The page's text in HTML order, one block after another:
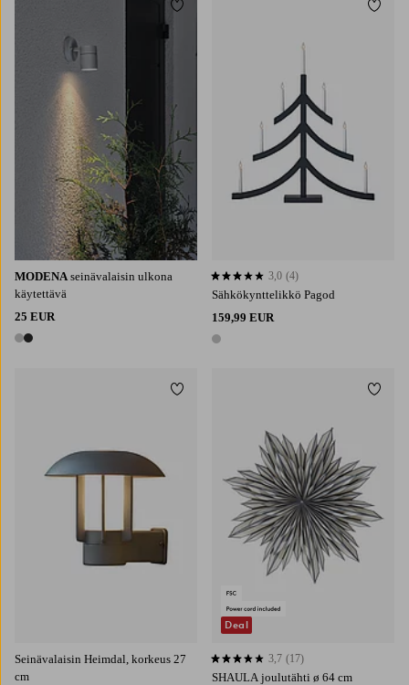
MODENA seinävalaisin ulkona
käytettävä
25 EUR
2 värejä
Lisää suosikkeihin
Sähkökynttelikkö Pagod
159,99 EUR
1 väri
3,0 perustuen 4 arvosanaan
3,0 (4)
Lisää
Seinävalaisin Heimdal, korkeus 27
cm
Lisää suosikkeihin
SHAULA joulutähti ø 64 cm
3,7 perustuen 17 arvosanaan
3,7 (17)
Deal
Lisää